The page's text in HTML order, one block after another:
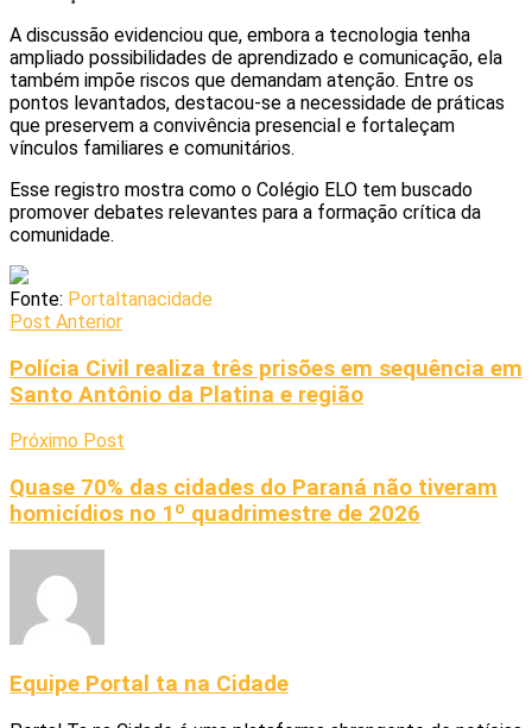
A discussão evidenciou que, embora a tecnologia tenha
ampliado possibilidades de aprendizado e comunicação, ela
também impõe riscos que demandam atenção. Entre os
pontos levantados, destacou-se a necessidade de práticas
que preservem a convivência presencial e fortaleçam
vínculos familiares e comunitários.
Esse registro mostra como o Colégio ELO tem buscado
promover debates relevantes para a formação crítica da
comunidade.
Fonte: Portaltanacidade
Post Anterior
Polícia Civil realiza três prisões em sequência em
Santo Antônio da Platina e região
Próximo Post
Quase 70% das cidades do Paraná não tiveram
homicídios no 1º quadrimestre de 2026
Equipe Portal ta na Cidade